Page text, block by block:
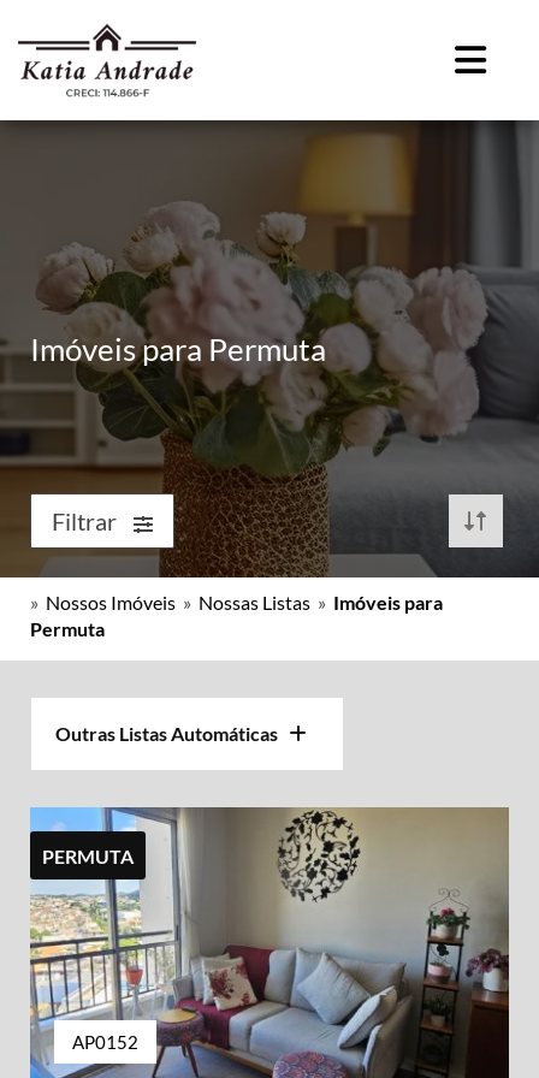
Imóveis para Permuta
Filtrar
» Nossos Imóveis » Nossas Listas » Imóveis para
Permuta
Outras Listas Automáticas
PERMUTA
AP0152